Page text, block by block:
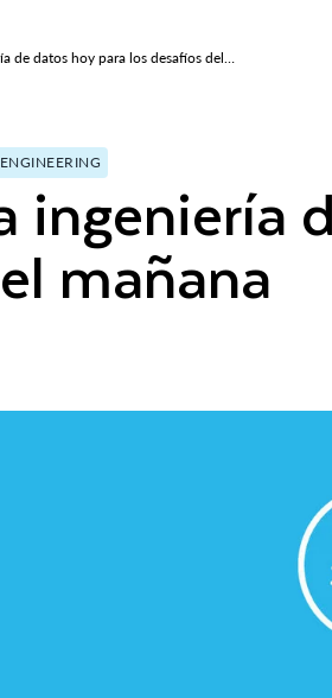
de datos hoy para los desafíos del
ingeniería
mañana